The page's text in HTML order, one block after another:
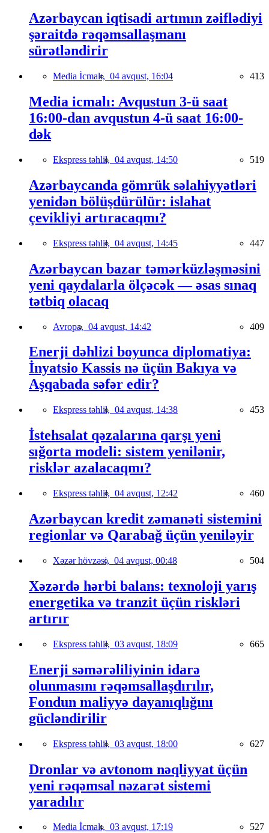
Azərbaycan iqtisadi artımın zəiflədiyi
şəraitdə rəqəmsallaşmanı
sürətləndirir
Media İcmalı, 04 avqust, 16:04 413
Media icmalı: Avqustun 3-ü saat
16:00-dan avqustun 4-ü saat 16:00-
dək
Ekspress təhlil, 04 avqust, 14:50 519
Azərbaycanda gömrük səlahiyyətləri
yenidən bölüşdürülür: islahat
çevikliyi artıracaqmı?
Ekspress təhlil, 04 avqust, 14:45 447
Azərbaycan bazar təmərküzləşməsini
yeni qaydalarla ölçəcək — əsas sınaq
tətbiq olacaq
Avropa, 04 avqust, 14:42 409
Enerji dəhlizi boyunca diplomatiya:
İnyatsio Kassis nə üçün Bakıya və
Aşqabada səfər edir?
Ekspress təhlil, 04 avqust, 14:38 453
İstehsalat qəzalarına qarşı yeni
sığorta modeli: sistem yenilənir,
risklər azalacaqmı?
Ekspress təhlil, 04 avqust, 12:42 460
Azərbaycan kredit zəmanəti sistemini
regionlar və Qarabağ üçün yeniləyir
Xəzər hövzəsi, 04 avqust, 00:48 504
Xəzərdə hərbi balans: texnoloji yarış
energetika və tranzit üçün riskləri
artırır
Ekspress təhlil, 03 avqust, 18:09 665
Enerji səmərəliliyinin idarə
olunmasını rəqəmsallaşdırılır,
Fondun maliyyə dayanıqlığını
gücləndirilir
Ekspress təhlil, 03 avqust, 18:00 627
Dronlar və avtonom nəqliyyat üçün
yeni rəqəmsal nəzarət sistemi
yaradılır
Media İcmalı, 03 avqust, 17:19 527